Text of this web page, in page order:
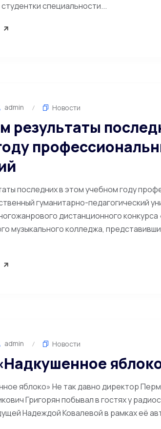
специальности...
admin Новости
результаты
последних в этом учебном году
гуманитарно-педагогический
дистанционного
музыкального колледжа,
admin Новости
яблоко» Не так давно директор
Григорян побывал в гостях у
Надеждой Ковалевой в рамках её